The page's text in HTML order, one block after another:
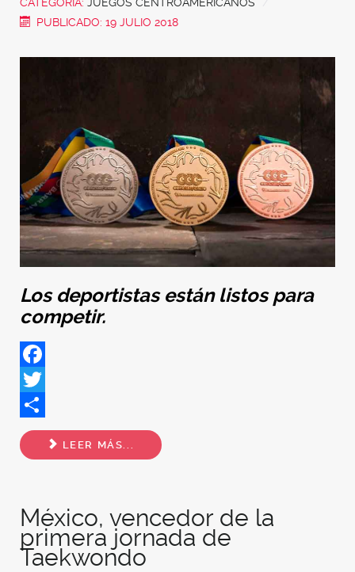
PUBLICADO: 19 JULIO 2018
Los deportistas están listos para
competir.
Facebook
Twitter
Share
LEER MÁS...
México, vencedor de la
primera jornada de
Taekwondo